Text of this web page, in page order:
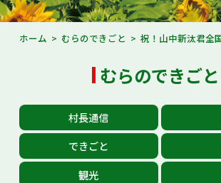
くらしの情報
観光・イベント情報
あかいがわ広報
ホーム むらのできごと 祝！山中新汰君全
むらのできごと
村長通信
できごと
観光